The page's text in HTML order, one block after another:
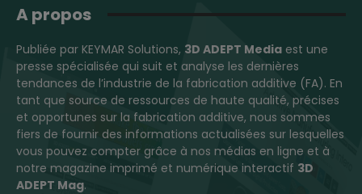
A propos
Publiée par KEYMAR Solutions, 3D ADEPT Media est une
presse spécialisée qui suit et analyse les dernières
tendances de l’industrie de la fabrication additive (FA). En
tant que source de ressources de haute qualité, précises
et opportunes sur la fabrication additive, nous sommes
fiers de fournir des informations actualisées sur lesquelles
vous pouvez compter grâce à nos médias en ligne et à
notre magazine imprimé et numérique interactif 3D
ADEPT Mag.